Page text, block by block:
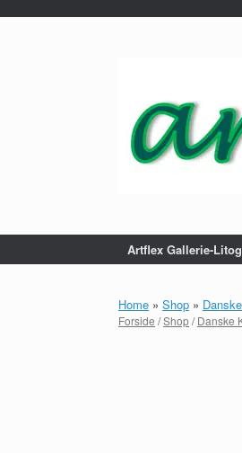
Artflex Gallerie-
Home » Shop »
Forside /Shop/Danske